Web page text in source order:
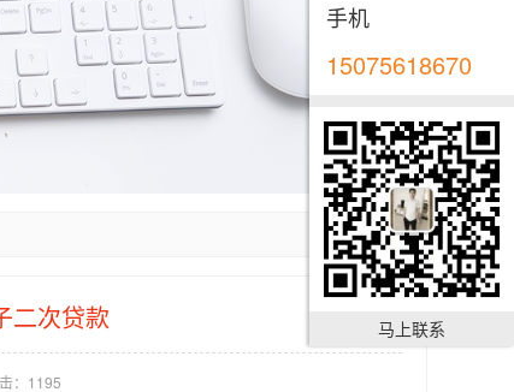
二次贷款
：1195
手机
15075618670
马上联系